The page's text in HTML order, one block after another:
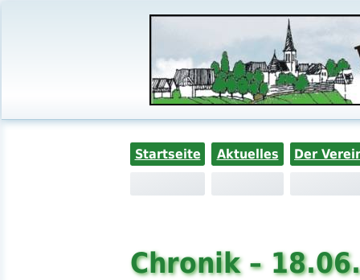
Startseite Aktuelles Der
Chronik –